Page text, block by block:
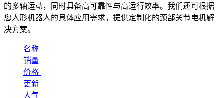
的多轴运动，同时具备高可靠性与高运行效率。我们还可根据
您人形机器人的具体应用需求，提供定制化的颈部关节电机解
决方案。
名称
销量
价格
更新
人气